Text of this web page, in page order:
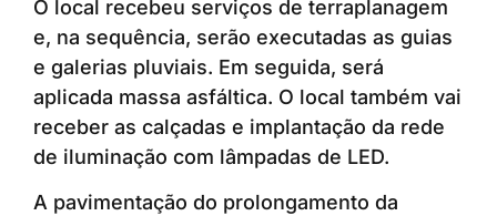
O local recebeu serviços de terraplanagem
e, na sequência, serão executadas as guias
e galerias pluviais. Em seguida, será
aplicada massa asfáltica. O local também vai
receber as calçadas e implantação da rede
de iluminação com lâmpadas de LED.
A pavimentação do prolongamento da